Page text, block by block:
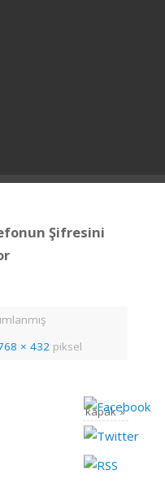
Şifresini
× 432 piksel
kapak»